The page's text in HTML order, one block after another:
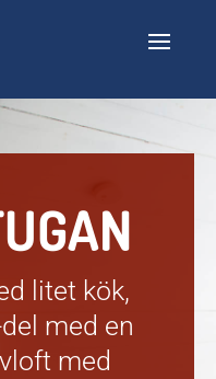
litet kök,
med en
med